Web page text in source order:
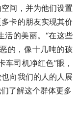
间，并为他们设置
卡的朋友实现其价
活的美丽。“在这些
的，像十几吨的孩
司机净红色”眼，
向我们的人的人展
了解这个群体更多